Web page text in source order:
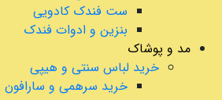
ست فندک کادویی
بنزین و ادوات فندک
مد و پوشاک
خرید لباس سنتی و هیپی
خرید سرهمی و سارافون